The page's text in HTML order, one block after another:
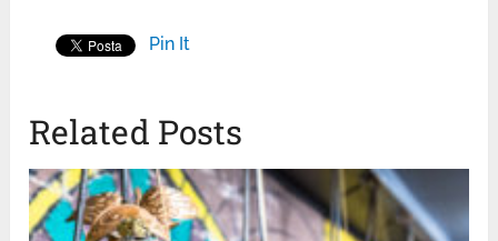
Pin It
Related Posts